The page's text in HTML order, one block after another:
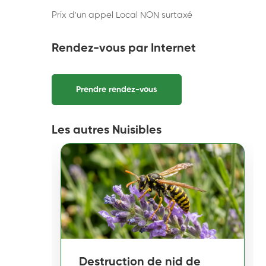
Prix d'un appel Local NON surtaxé
Rendez-vous par Internet
Prendre rendez-vous
Les autres Nuisibles
Destruction de nid de